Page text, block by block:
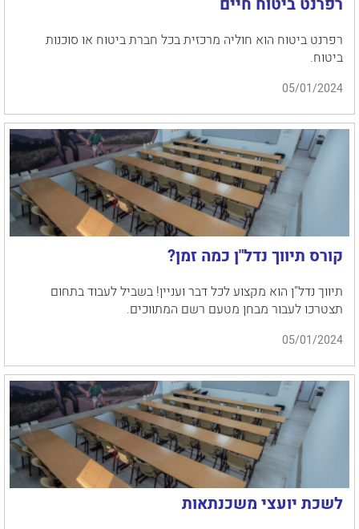
רפרנט ביטוח חיים
רפרנט ביטוח הוא חוליה מרכזית בכל חברת ביטוח או סוכנות
ביטוח.
05/01/2024
קורס תיווך נדל"ן כמה זמן?
תיווך נדל"ן הוא מקצוע לכל דבר ועניין! בשביל לעבוד בתחום
תצטרכו לעבור מבחן מטעם רשם המתווכים.
05/01/2024
לשכת יועצי משכנתאות